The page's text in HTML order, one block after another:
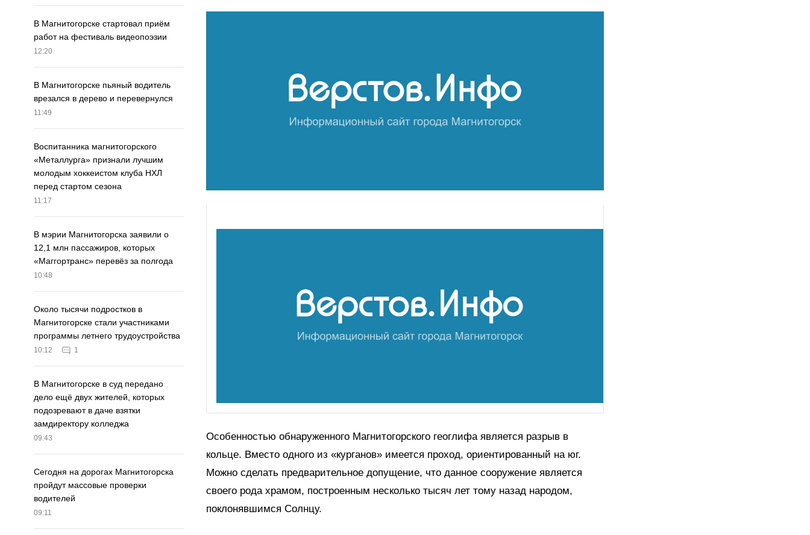
В Магнитогорске стартовал приём
работ на фестиваль видеопоэзии
12:20
В Магнитогорске пьяный водитель
врезался в дерево и перевернулся
11:49
Воспитанника магнитогорского
«Металлурга» признали лучшим
молодым хоккеистом клуба НХЛ
перед стартом сезона
11:17
В мэрии Магнитогорска заявили о
12,1 млн пассажиров, которых
«Маггортранс» перевёз за полгода
10:48
Около тысячи подростков в
Магнитогорске стали участниками
программы летнего трудоустройства
10:12 1
В Магнитогорске в суд передано
дело ещё двух жителей, которых
подозревают в даче взятки
замдиректору колледжа
09:43
Сегодня на дорогах Магнитогорска
пройдут массовые проверки
водителей
09:11
Особенностью обнаруженного Магнитогорского геоглифа является разрыв в
кольце. Вместо одного из «курганов» имеется проход, ориентированный на юг.
Можно сделать предварительное допущение, что данное сооружение является
своего рода храмом, построенным несколько тысяч лет тому назад народом,
поклонявшимся Солнцу.